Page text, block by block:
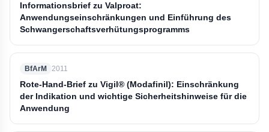
Informationsbrief zu Valproat:
Anwendungseinschränkungen und Einführung des
Schwangerschaftsverhütungsprogramms
BfArM 2011
Rote-Hand-Brief zu Vigil® (Modafinil): Einschränkung
der Indikation und wichtige Sicherheitshinweise für die
Anwendung